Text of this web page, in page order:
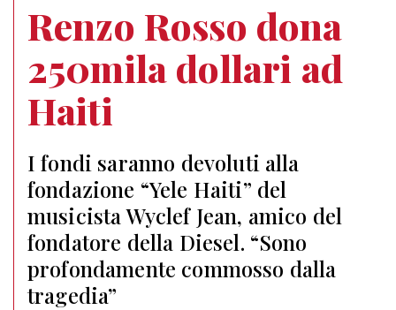
Renzo Rosso dona
250mila dollari ad
Haiti
I fondi saranno devoluti alla
fondazione “Yele Haiti” del
musicista Wyclef Jean, amico del
fondatore della Diesel. “Sono
profondamente commosso dalla
tragedia”